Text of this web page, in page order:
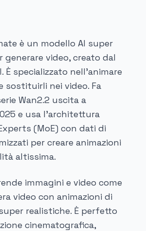
è un modello AI super
generare video, creato dal
È specializzato nell'animare
sostituirli nei video. Fa
Wan2.2 uscita a
e usa l'architettura
(MoE) con dati di
per creare animazioni
altissima.
immagini e video come
video con animazioni di
realistiche. È perfetto
cinematografica,